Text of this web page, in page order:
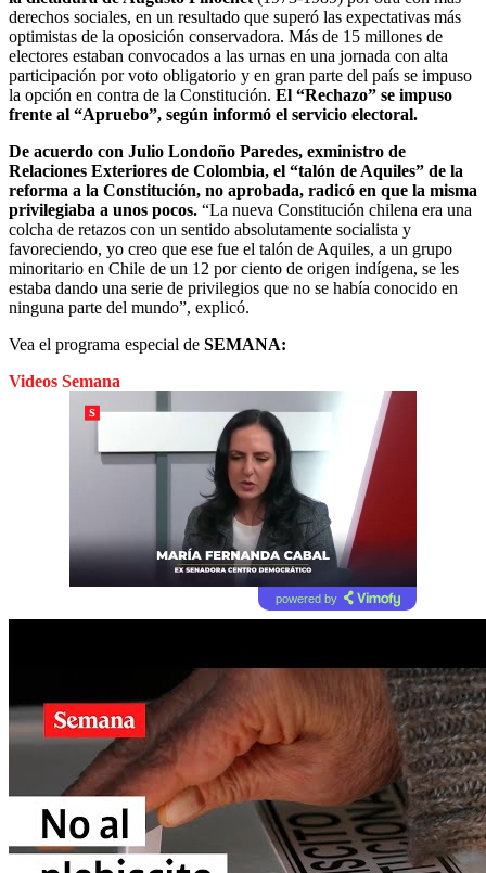
derechos sociales, en un resultado que superó las expectativas más
optimistas de la oposición conservadora. Más de 15 millones de
electores estaban convocados a las urnas en una jornada con alta
participación por voto obligatorio y en gran parte del país se impuso
la opción en contra de la Constitución. El “Rechazo” se impuso
frente al “Apruebo”, según informó el servicio electoral.
De acuerdo con Julio Londoño Paredes, exministro de
Relaciones Exteriores de Colombia, el “talón de Aquiles” de la
reforma a la Constitución, no aprobada, radicó en que la misma
privilegiaba a unos pocos. “La nueva Constitución chilena era una
colcha de retazos con un sentido absolutamente socialista y
favoreciendo, yo creo que ese fue el talón de Aquiles, a un grupo
minoritario en Chile de un 12 por ciento de origen indígena, se les
estaba dando una serie de privilegios que no se había conocido en
ninguna parte del mundo”, explicó.
Vea el programa especial de SEMANA:
Videos Semana
powered by